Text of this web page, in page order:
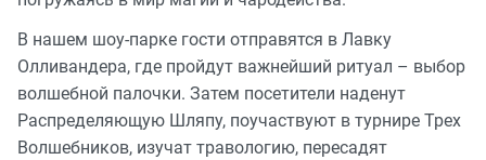
В нашем шоу-парке гости отправятся в Лавку
Олливандера, где пройдут важнейший ритуал – выбор
волшебной палочки. Затем посетители наденут
Распределяющую Шляпу, поучаствуют в турнире Трех
Волшебников, изучат травологию, пересадят